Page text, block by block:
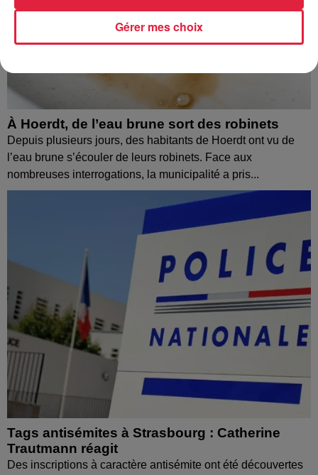
À Hoerdt, de l’eau brune sort des robinets
Depuis plusieurs jours, des habitants de Hoerdt ont vu de
l’eau brune s’écouler de leurs robinets. Face aux
nombreuses interrogations, la municipalité a pris...
Tags antisémites à Strasbourg : Catherine
Trautmann réagit
Des inscriptions à caractère antisémite ont été découvertes
Gérer mes choix